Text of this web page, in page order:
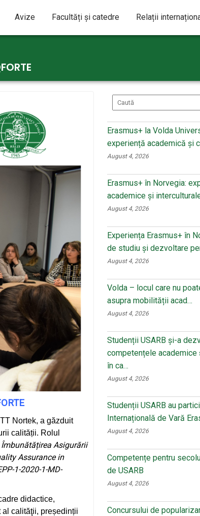
Avize Facultăți și catedre Relații
Nortek, a găzduit
calității. Rolul
Îmbunătățirea Asigurării
Assurance in
1-2020-1-MD-
didactice,
calităţii, președinții
Erasmus+ la Volda
experiență academică și
August 4, 2026
Erasmus+ în Norvegia:
academice și
August 4, 2026
Experiența Erasmus+ în
de studiu și dezvoltare
August 4, 2026
Volda – locul care nu
asupra mobilității acad…
August 4, 2026
Studenții USARB și-a
competențele academice
în ca…
August 4, 2026
Studenții USARB au
Internațională de Vară
August 4, 2026
Competențe pentru
de USARB
August 4, 2026
Concursului de